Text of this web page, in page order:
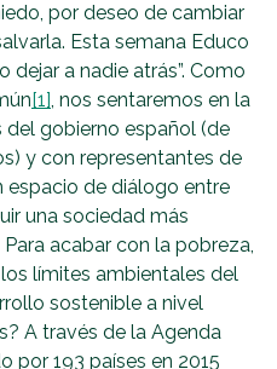
por deseo de cambiar
Esta semana Educo
dejar a nadie atrás”. Como
[1], nos sentaremos en la
gobierno español (de
y con representantes de
espacio de diálogo entre
una sociedad más
acabar con la pobreza,
límites ambientales del
sostenible a nivel
A través de la Agenda
por 193 países en 2015